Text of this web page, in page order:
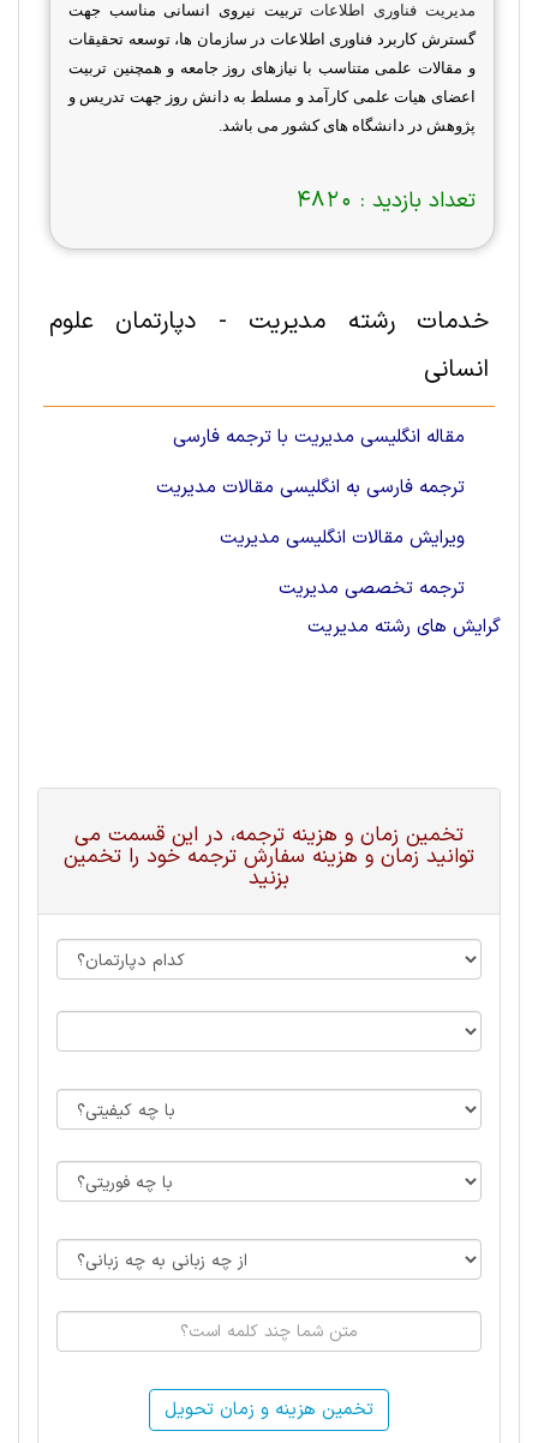
مدیریت فناوری اطلاعاتتربیت نیروی انسانی مناسب جهت
گسترش کاربرد فناوری اطلاعات در سازمان ها، توسعه تحقیقات
و مقالات علمی متناسب با نیازهای روز جامعه و همچنین تربیت
اعضای هیات علمی کارآمد و مسلط به دانش روز جهت تدریس و
پژوهش در دانشگاه های کشور می باشد.
تعداد بازدید : 4820
خدمات رشته مديريت - دپارتمان علوم
انسانی
مقاله انگلیسی مدیریت با ترجمه فارسی
ترجمه فارسی به انگلیسی مقالات مدیریت
ویرایش مقالات انگلیسی مدیریت
ترجمه تخصصی مدیریت
گرایش های رشته مديريت
تخمین زمان و هزینه ترجمه، در این قسمت می
توانید زمان و هزینه سفارش ترجمه خود را تخمین
بزنید
تخمین هزینه و زمان تحویل